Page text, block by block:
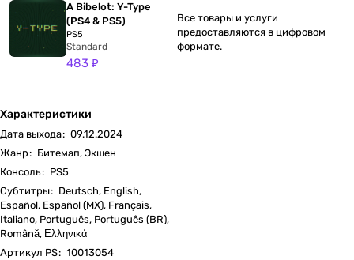
A Bibelot: Y-Type
(PS4 & PS5)
PS5
Standard
483 ₽
Характеристики
Дата выхода: 09.12.2024
Жанр: Битемап, Экшен
Консоль: PS5
Субтитры: Deutsch, English,
Español, Español (MX), Français,
Italiano, Português, Português (BR),
Română, Ελληνικά
Артикул PS: 10013054
Все товары и услуги
предоставляются в цифровом
формате.